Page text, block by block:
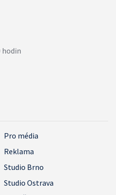
Pro média
Reklama
Studio Brno
Studio Ostrava